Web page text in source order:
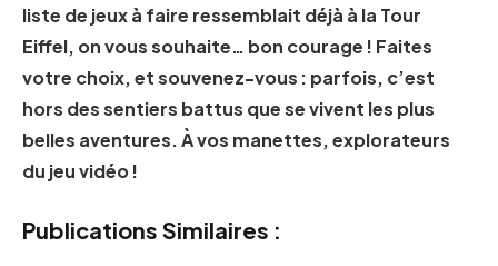
liste de jeux à faire ressemblait déjà à la Tour
Eiffel, on vous souhaite… bon courage ! Faites
votre choix, et souvenez-vous : parfois, c’est
hors des sentiers battus que se vivent les plus
belles aventures. À vos manettes, explorateurs
du jeu vidéo !
Publications Similaires :